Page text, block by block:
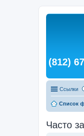
(812)
Ссылки
Список
Часто